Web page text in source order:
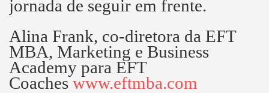
jornada de seguir em frente.
Alina Frank, co-diretora da EFT
MBA, Marketing e Business
Academy para EFT
Coacheswww.eftmba.com